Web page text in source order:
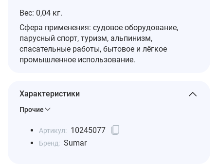
Вес: 0,04 кг.
Сфера применения: судовое оборудование,
парусный спорт, туризм, альпинизм,
спасательные работы, бытовое и лёгкое
промышленное использование.
Характеристики
Прочие
Артикул: 10245077
Бренд: Sumar